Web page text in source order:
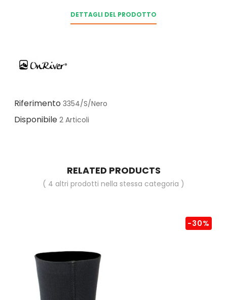
DETTAGLI DEL PRODOTTO
Riferimento 3354/S/Nero
Disponibile 2 Articoli
RELATED PRODUCTS
( 4 altri prodotti nella stessa categoria )
-30%